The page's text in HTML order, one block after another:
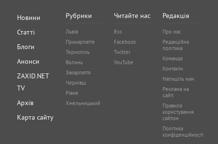
Новини
Статті
Блоги
Анонси
ZAXID.NET
TV
Архів
Карта сайту
Рубрики
Львів
Прикарпаття
Тернопіль
Волинь
Закарпаття
Чернівці
Рівне
Хмельницький
Читайте нас
Rss
Facebook
Twitter
YouTube
Редакція
Про нас
Редакційна
політика
Команда
Контакти
Напишіть нам
Реклама на
сайті
Правила
користування
сайтом
Політика
конфіденційності